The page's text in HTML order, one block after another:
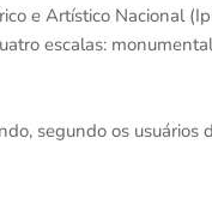
e Artístico Nacional
escalas:
segundo os usuários